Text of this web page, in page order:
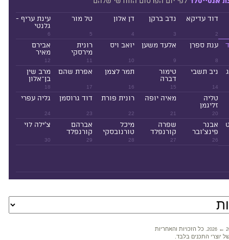
2
דוד עדיקא
3
נדב ברקן
4
דן אלון
5
טל מור
6
עינת עריף -
גלנטי
8
ענת ספרן
9
אלעד משען
10
יואב ויס
11
רונית
מירסקי
12
אבירם
מאיר
14
ניב תשבי
15
טימור
דברה
16
תמר לצמן
17
אפרת שהם
18
מרב שין
בן־אלון
20
טליה
זליגמן
21
מאיה יופה
22
רונית פורת
23
דוד גרוסמן
24
גליה עפרי
26
אבנר
פינצ'ובר
27
שפרה
קורנפלד
28
מיכל
טורנובסקי
29
אברהם
קורנפלד
30
צ'ילה לוי
2026 ←
. כל הזכויות והאחריות
יוצרי התכנים בלבד.